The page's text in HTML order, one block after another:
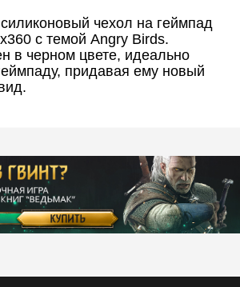
чехол на геймпад
с темой Angry Birds.
в черном цвете, идеально
придавая ему новый